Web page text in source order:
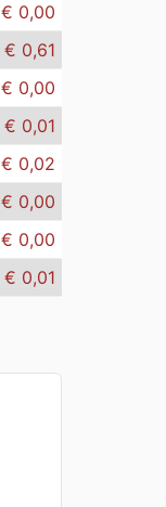
€ 0,00
€ 0,61
€ 0,00
€ 0,01
€ 0,02
€ 0,00
€ 0,00
€ 0,01